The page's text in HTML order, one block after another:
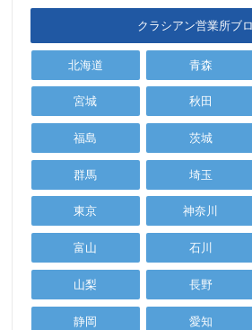
クラシアン営業所ブ
北海道 青森
宮城 秋田
福島 茨城
群馬 埼玉
東京 神奈川
富山 石川
山梨 長野
静岡 愛知